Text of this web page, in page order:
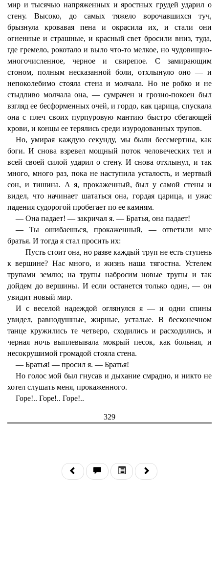
мир и тысячью напряженных и яростных грудей ударил о
стену. Высоко, до самых тяжело ворочавшихся туч,
брызнула кровавая пена и окрасила их, и стали они
огненные и страшные, и красный свет бросили вниз, туда,
где гремело, рокотало и выло что-то мелкое, но чудовищно-
многочисленное, черное и свирепое. С замирающим
стоном, полным несказанной боли, отхлынуло оно — и
непоколебимо стояла стена и молчала. Но не робко и не
стыдливо молчала она, — сумрачен и грозно-покоен был
взгляд ее бесформенных очей, и гордо, как царица, спускала
она с плеч своих пурпуровую мантию быстро сбегающей
крови, и концы ее терялись среди изуродованных трупов.
Но, умирая каждую секунду, мы были бессмертны, как
боги. И снова взревел мощный поток человеческих тел и
всей своей силой ударил о стену. И снова отхлынул, и так
много, много раз, пока не наступила усталость, и мертвый
сон, и тишина. А я, прокаженный, был у самой стены и
видел, что начинает шататься она, гордая царица, и ужас
падения судорогой пробегает по ее камням.
— Она падает! — закричал я. — Братья, она падает!
— Ты ошибаешься, прокаженный, — ответили мне
братья. И тогда я стал просить их:
— Пусть стоит она, но разве каждый труп не есть ступень
к вершине? Нас много, и жизнь наша тягостна. Устелем
трупами землю; на трупы набросим новые трупы и так
дойдем до вершины. И если останется только один, — он
увидит новый мир.
И с веселой надеждой оглянулся я — и одни спины
увидел, равнодушные, жирные, усталые. В бесконечном
танце кружились те четверо, сходились и расходились, и
черная ночь выплевывала мокрый песок, как больная, и
несокрушимой громадой стояла стена.
— Братья! — просил я. — Братья!
Но голос мой был гнусав и дыхание смрадно, и никто не
хотел слушать меня, прокаженного.
Горе!.. Горе!.. Горе!..
329